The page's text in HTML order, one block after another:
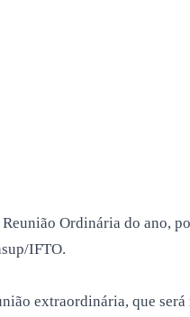
Ordinária do ano,
IFTO.
extraordinária, que